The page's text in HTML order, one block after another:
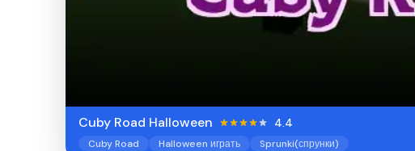
Cuby Road Halloween 4.4
Cuby Road Halloween играть Sprunki(спрунки)